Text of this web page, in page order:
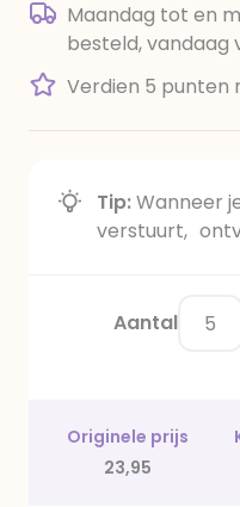
Maandag tot en
besteld, vandaag
Verdien 5 punten
Tip:Wanneer
verstuurt,
Aantal
Originele prijs
23,95